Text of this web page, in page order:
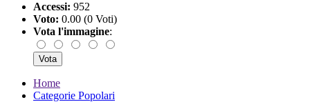
Accessi: 952
Voto: 0.00 (0 Voti)
Vota l'immagine:
Home
Categorie Popolari